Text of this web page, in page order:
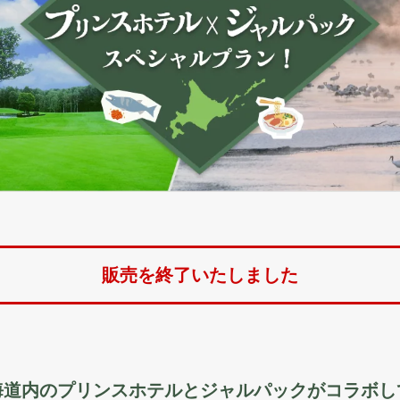
販売を終了いたしました
内のプリンスホテルとジャルパックがコラボ